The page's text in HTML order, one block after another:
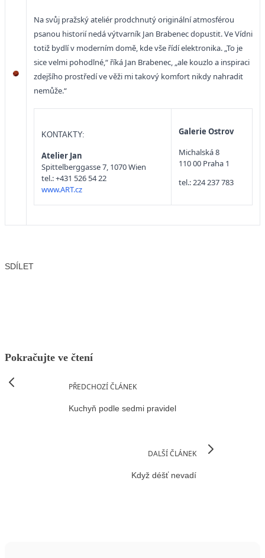
Na svůj pražský ateliér prodchnutý originální atmosférou
psanou historií nedá výtvarník Jan Brabenec dopustit. Ve Vídni
totiž bydlí v moderním domě, kde vše řídí elektronika. „To je
sice velmi pohodlné,“ říká Jan Brabenec, „ale kouzlo a inspiraci
zdejšího prostředí ve věži mi takový komfort nikdy nahradit
nemůže.“
KONTAKTY:
Atelier Jan
Spittelberggasse 7, 1070 Wien
tel.: +431 526 54 22
www.ART.cz
Galerie Ostrov
Michalská 8
110 00 Praha 1
tel.: 224 237 783
SDÍLET
Pokračujte ve čtení
PŘEDCHOZÍ ČLÁNEK
Kuchyň podle sedmi pravidel
DALŠÍ ČLÁNEK
Když déšť nevadí